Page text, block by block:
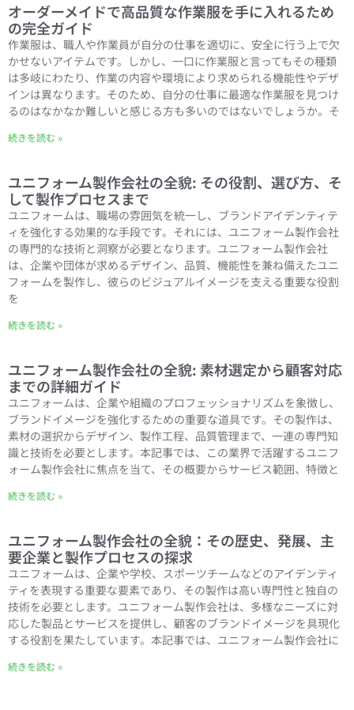
オーダーメイドで高品質な作業服を手に入れるため
の完全ガイド
作業服は、職人や作業員が自分の仕事を適切に、安全に行う上で欠
かせないアイテムです。しかし、一口に作業服と言ってもその種類
は多岐にわたり、作業の内容や環境により求められる機能性やデザ
インは異なります。そのため、自分の仕事に最適な作業服を見つけ
るのはなかなか難しいと感じる方も多いのではないでしょうか。そ
続きを読む »
ユニフォーム製作会社の全貌: その役割、選び方、そ
して製作プロセスまで
ユニフォームは、職場の雰囲気を統一し、ブランドアイデンティテ
ィを強化する効果的な手段です。それには、ユニフォーム製作会社
の専門的な技術と洞察が必要となります。ユニフォーム製作会社
は、企業や団体が求めるデザイン、品質、機能性を兼ね備えたユニ
フォームを製作し、彼らのビジュアルイメージを支える重要な役割
を
続きを読む »
ユニフォーム製作会社の全貌: 素材選定から顧客対応
までの詳細ガイド
ユニフォームは、企業や組織のプロフェッショナリズムを象徴し、
ブランドイメージを強化するための重要な道具です。その製作は、
素材の選択からデザイン、製作工程、品質管理まで、一連の専門知
識と技術を必要とします。本記事では、この業界で活躍するユニフ
ォーム製作会社に焦点を当て、その概要からサービス範囲、特徴と
続きを読む »
ユニフォーム製作会社の全貌：その歴史、発展、主
要企業と製作プロセスの探求
ユニフォームは、企業や学校、スポーツチームなどのアイデンティ
ティを表現する重要な要素であり、その製作は高い専門性と独自の
技術を必要とします。ユニフォーム製作会社は、多様なニーズに対
応した製品とサービスを提供し、顧客のブランドイメージを具現化
する役割を果たしています。本記事では、ユニフォーム製作会社に
続きを読む »